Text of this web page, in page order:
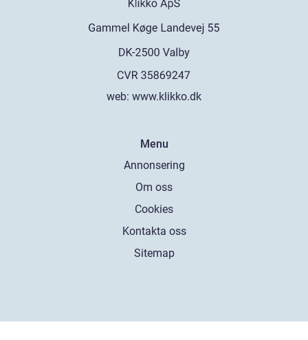
web: www.klikko.dk
Menu
Annonsering
Om oss
Cookies
Kontakta oss
Sitemap